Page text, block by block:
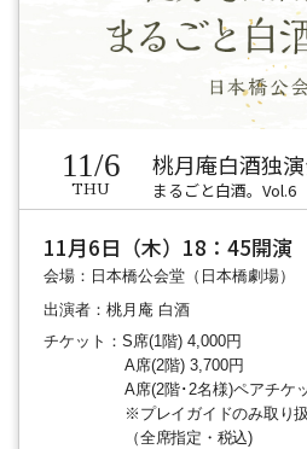
11/6
THU
桃月庵白酒独
まるごと白酒。Vol.6
11月6日（木）18：45開演
会場：日本橋公会堂（日本橋劇場）
出演者：桃月庵 白酒
チケット：S席(1階) 4,000円
A席(2階) 3,700円
A席(2階･2名様)ペアチケ
※プレイガイドのみ取り
（全席指定・税込)